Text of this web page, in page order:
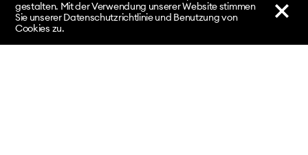
gestalten. Mit der Verwendung unserer Website stimmen
Sie unserer Datenschutzrichtlinie und Benutzung von
Cookies zu.